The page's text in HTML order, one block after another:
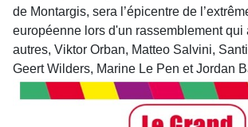
de Montargis, sera l’épicentre de
européenne lors d'un rassemblement qui
autres, Viktor Orban, Matteo Salvini,
Geert Wilders, Marine Le Pen et Jordan